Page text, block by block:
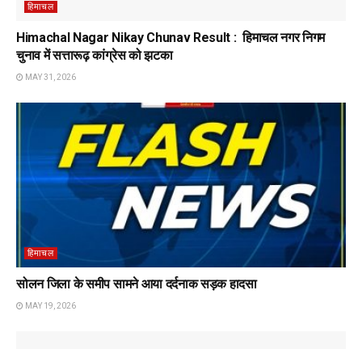
हिमाचल
Himachal Nagar Nikay Chunav Result : हिमाचल नगर निगम
चुनाव में सत्तारूढ़ कांग्रेस को झटका
MAY 31, 2026
हिमाचल
सोलन जिला के समीप सामने आया दर्दनाक सड़क हादसा
MAY 19, 2026